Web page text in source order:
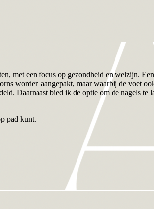
met een focus op gezondheid en welzijn.
worden aangepakt, maar waarbij de voet
Daarnaast bied ik de optie om de nagels
pad kunt.